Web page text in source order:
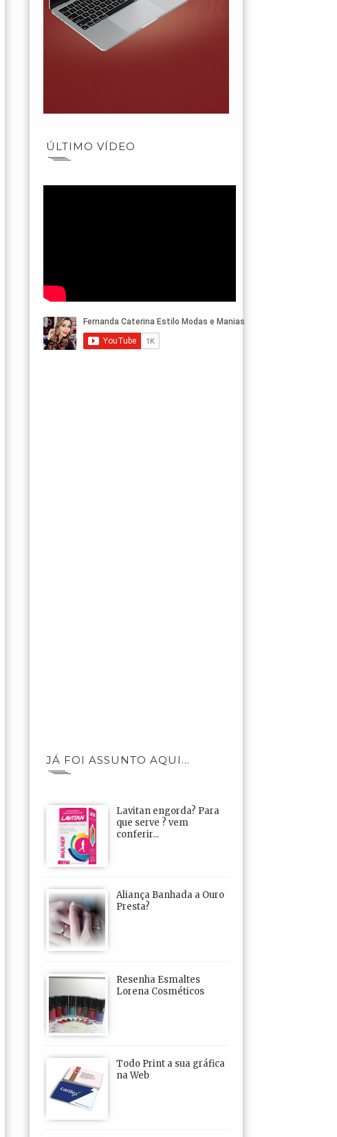
ÚLTIMO VÍDEO
JÁ FOI ASSUNTO AQUI...
Lavitan engorda? Para
que serve ? vem
conferir...
Aliança Banhada a Ouro
Presta?
Resenha Esmaltes
Lorena Cosméticos
Todo Print a sua gráfica
na Web